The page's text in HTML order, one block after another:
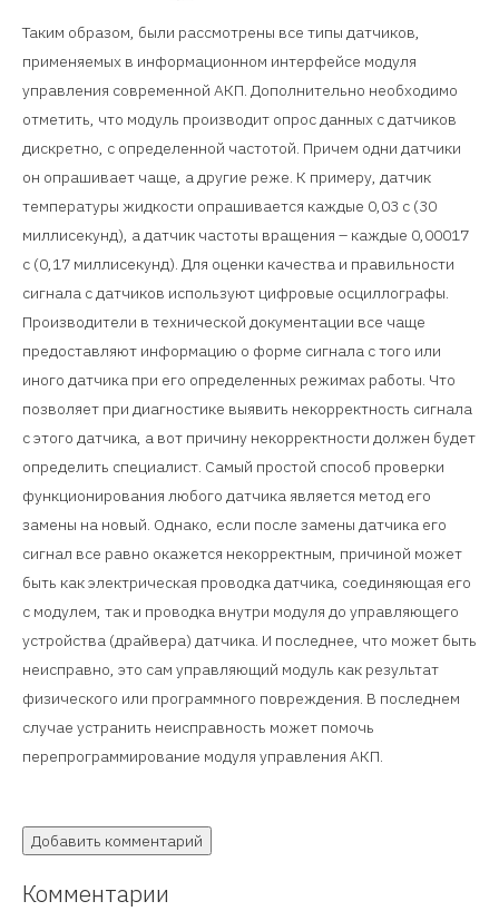
Таким образом, были рассмотрены все типы датчиков,
применяемых в информационном интерфейсе модуля
управления современной АКП. Дополнительно необходимо
отметить, что модуль производит опрос данных с датчиков
дискретно, с определенной частотой. Причем одни датчики
он опрашивает чаще, а другие реже. К примеру, датчик
температуры жидкости опрашивается каждые 0,03 с (30
миллисекунд), а датчик частоты вращения – каждые 0,00017
с (0,17 миллисекунд). Для оценки качества и правильности
сигнала с датчиков используют цифровые осциллографы.
Производители в технической документации все чаще
предоставляют информацию о форме сигнала с того или
иного датчика при его определенных режимах работы. Что
позволяет при диагностике выявить некорректность сигнала
с этого датчика, а вот причину некорректности должен будет
определить специалист. Самый простой способ проверки
функционирования любого датчика является метод его
замены на новый. Однако, если после замены датчика его
сигнал все равно окажется некорректным, причиной может
быть как электрическая проводка датчика, соединяющая его
с модулем, так и проводка внутри модуля до управляющего
устройства (драйвера) датчика. И последнее, что может быть
неисправно, это сам управляющий модуль как результат
физического или программного повреждения. В последнем
случае устранить неисправность может помочь
перепрограммирование модуля управления АКП.
Добавить комментарий
Комментарии